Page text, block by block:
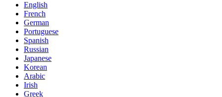
English
French
German
Portuguese
Spanish
Russian
Japanese
Korean
Arabic
Irish
Greek